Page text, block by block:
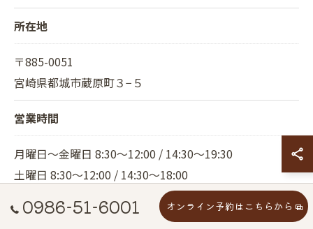
所在地
〒885-0051
宮崎県都城市蔵原町３−５
営業時間
月曜日～金曜日 8:30～12:00 / 14:30～19:30
土曜日 8:30～12:00 / 14:30～18:00
(祝日は不定休でお休みになる場合がございます。)
0986-51-6001 オンライン予約はこちらから